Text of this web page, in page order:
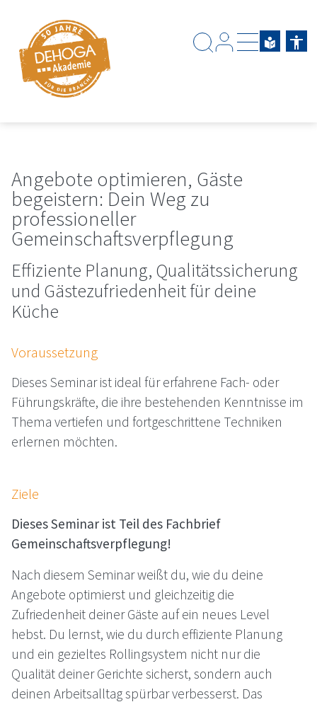
Angebote optimieren, Gäste
begeistern: Dein Weg zu
professioneller
Gemeinschaftsverpflegung
Effiziente Planung, Qualitätssicherung
und Gästezufriedenheit für deine
Küche
Voraussetzung
Dieses Seminar ist ideal für erfahrene Fach- oder
Führungskräfte, die ihre bestehenden Kenntnisse im
Thema vertiefen und fortgeschrittene Techniken
erlernen möchten.
Ziele
Dieses Seminar ist Teil des Fachbrief
Gemeinschaftsverpflegung!
Nach diesem Seminar weißt du, wie du deine
Angebote optimierst und gleichzeitig die
Zufriedenheit deiner Gäste auf ein neues Level
hebst. Du lernst, wie du durch effiziente Planung
und ein gezieltes Rollingsystem nicht nur die
Qualität deiner Gerichte sicherst, sondern auch
deinen Arbeitsalltag spürbar verbesserst. Das